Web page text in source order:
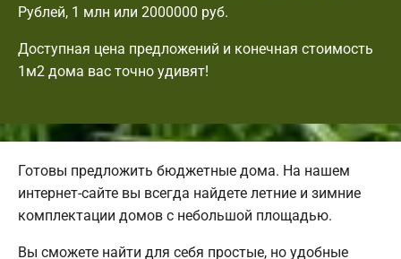
Рублей, 1 млн или 2000000 руб.
Доступная цена предложений и конечная стоимость
1м2 дома вас точно удивят!
Готовы предложить бюджетные дома. На нашем
интернет-сайте вы всегда найдете летние и зимние
комплектации домов с небольшой площадью.
Вы сможете найти для себя простые, но удобные